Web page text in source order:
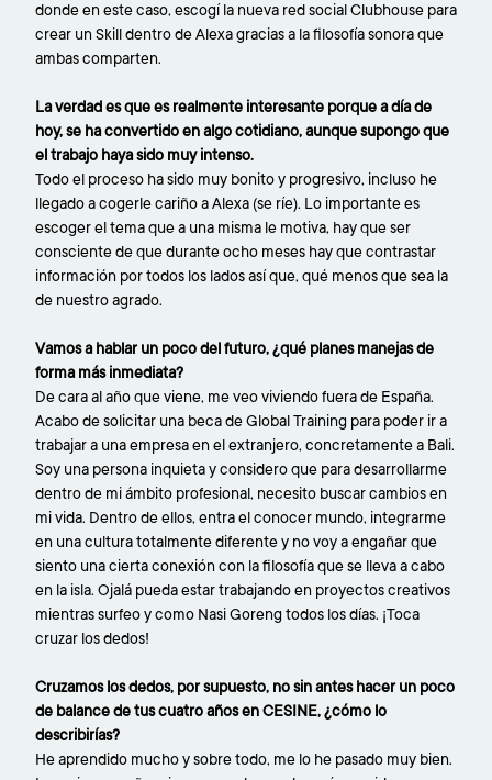
donde en este caso, escogí la nueva red social Clubhouse para
crear un Skill dentro de Alexa gracias a la filosofía sonora que
ambas comparten.
La verdad es que es realmente interesante porque a día de
hoy, se ha convertido en algo cotidiano, aunque supongo que
el trabajo haya sido muy intenso.
Todo el proceso ha sido muy bonito y progresivo, incluso he
llegado a cogerle cariño a Alexa (se ríe). Lo importante es
escoger el tema que a una misma le motiva, hay que ser
consciente de que durante ocho meses hay que contrastar
información por todos los lados así que, qué menos que sea la
de nuestro agrado.
Vamos a hablar un poco del futuro, ¿qué planes manejas de
forma más inmediata?
De cara al año que viene, me veo viviendo fuera de España.
Acabo de solicitar una beca de Global Training para poder ir a
trabajar a una empresa en el extranjero, concretamente a Bali.
Soy una persona inquieta y considero que para desarrollarme
dentro de mi ámbito profesional, necesito buscar cambios en
mi vida. Dentro de ellos, entra el conocer mundo, integrarme
en una cultura totalmente diferente y no voy a engañar que
siento una cierta conexión con la filosofía que se lleva a cabo
en la isla. Ojalá pueda estar trabajando en proyectos creativos
mientras surfeo y como Nasi Goreng todos los días. ¡Toca
cruzar los dedos!
Cruzamos los dedos, por supuesto, no sin antes hacer un poco
de balance de tus cuatro años en CESINE, ¿cómo lo
describirías?
He aprendido mucho y sobre todo, me lo he pasado muy bien.